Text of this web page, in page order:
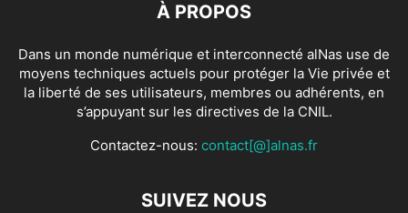
À PROPOS
Dans un monde numérique et interconnecté alNas use de
moyens techniques actuels pour protéger la Vie privée et
la liberté de ses utilisateurs, membres ou adhérents, en
s’appuyant sur les directives de la CNIL.
Contactez-nous: contact[@]alnas.fr
SUIVEZ NOUS